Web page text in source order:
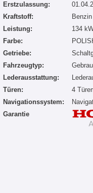
Erstzulassung:
Kraftstoff:
Benzin
Leistung:
134
Farbe:
Getriebe:
Fahrzeugtyp:
Lederausstattung:
Türen:
4
Navigationssystem:
Garantie